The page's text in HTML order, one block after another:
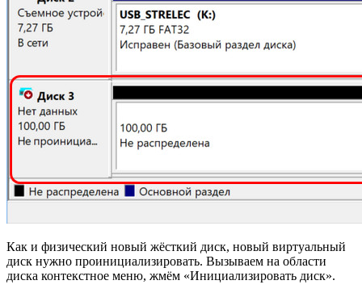
Как и физический новый жёсткий диск, новый виртуальный
диск нужно проинициализировать. Вызываем на области
диска контекстное меню, жмём «Инициализировать диск».